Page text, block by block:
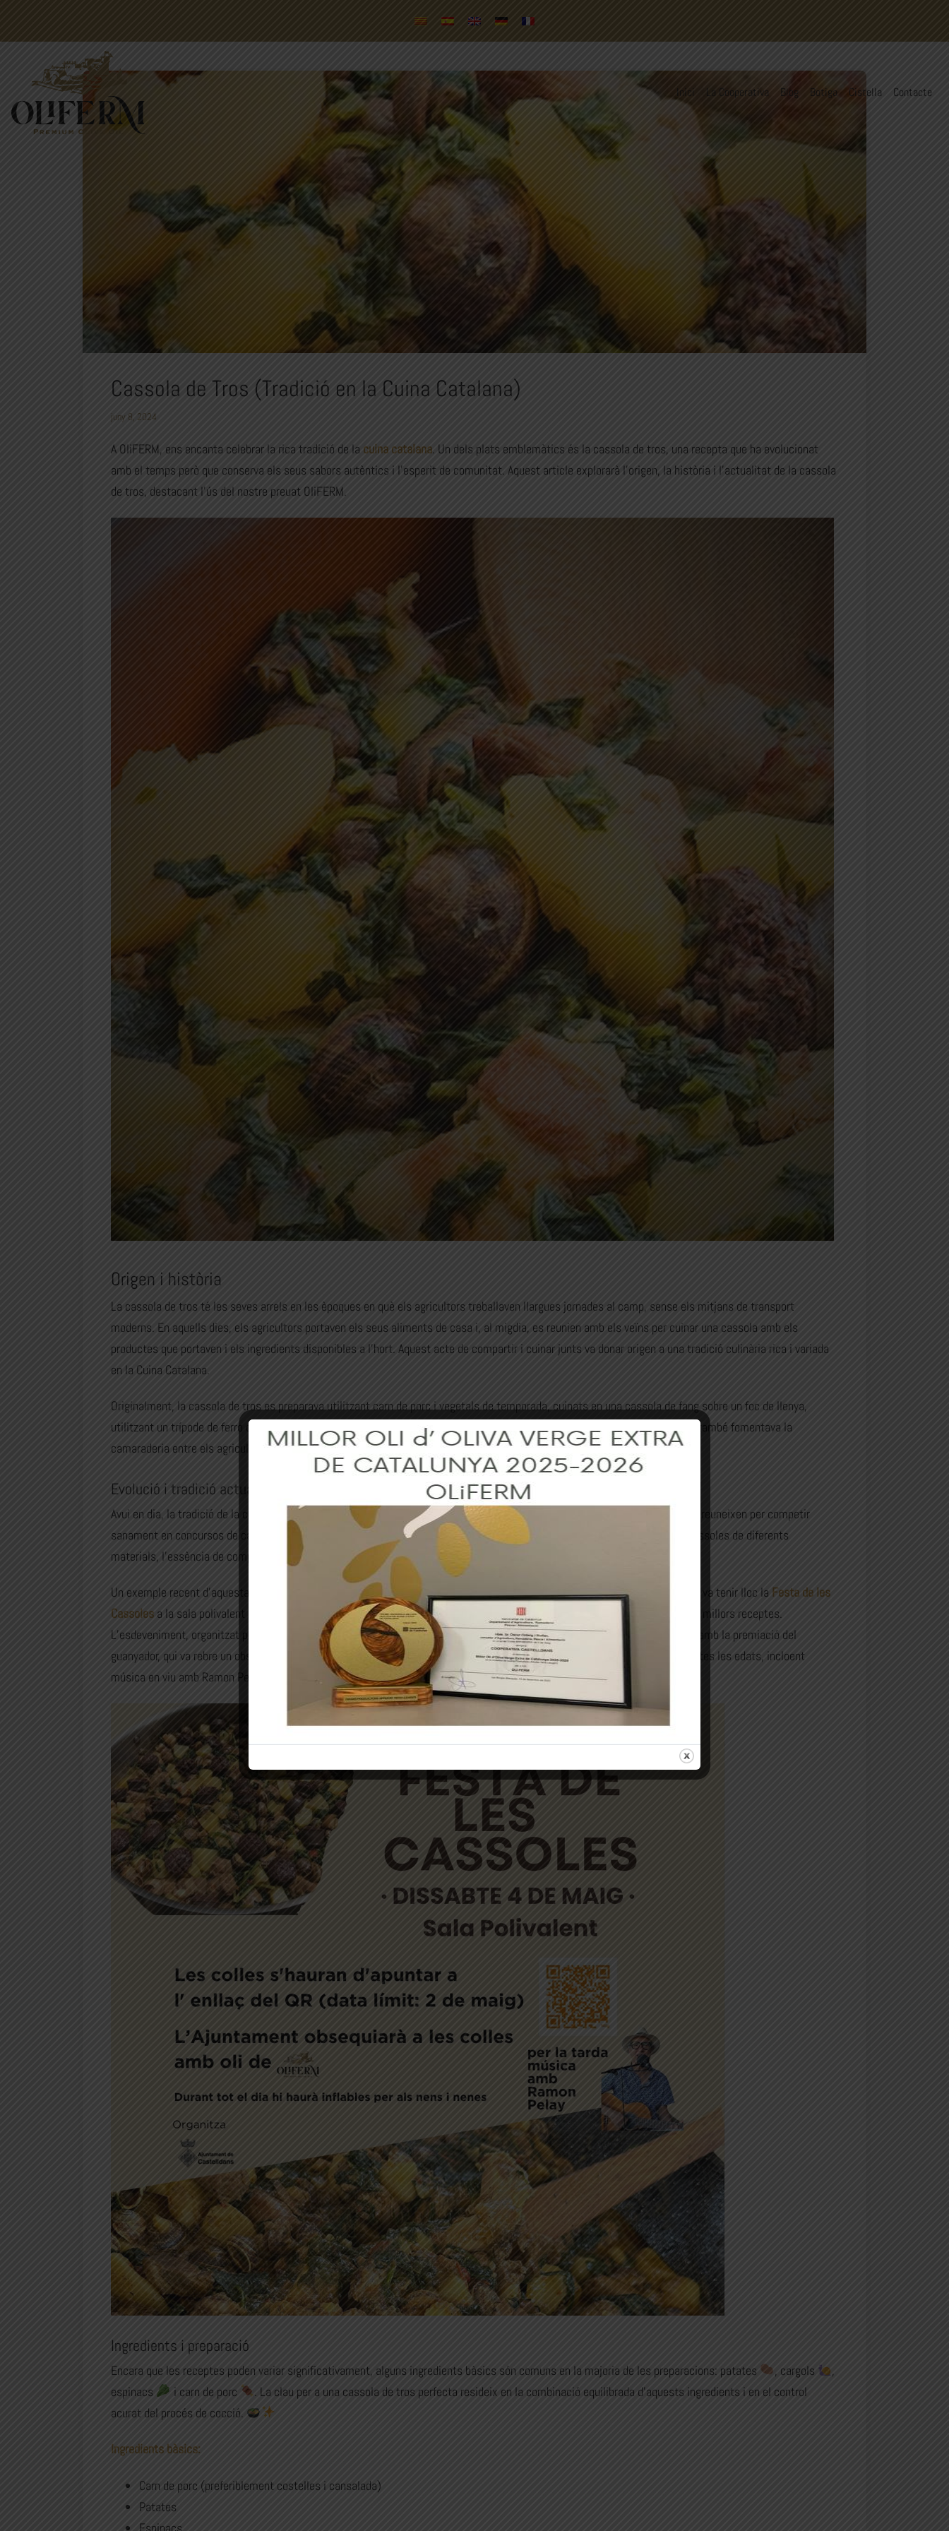
Inici La Cooperativa Blog Botiga Cistella Contacte
Cassola de Tros (Tradició en la Cuina Catalana)
juny 8, 2024
A OliFERM, ens encanta celebrar la rica tradició de la cuina catalana. Un dels plats emblemàtics és la cassola de tros, una recepta que ha evolucionat
amb el temps però que conserva els seus sabors autèntics i l’esperit de comunitat. Aquest article explorarà l’origen, la història i l’actualitat de la cassola
de tros, destacant l’ús del nostre preuat OliFERM.
Origen i història
La cassola de tros té les seves arrels en les èpoques en què els agricultors treballaven llargues jornades al camp, sense els mitjans de transport
moderns. En aquells dies, els agricultors portaven els seus aliments de casa i, al migdia, es reunien amb els veïns per cuinar una cassola amb els
productes que portaven i els ingredients disponibles a l’hort. Aquest acte de compartir i cuinar junts va donar origen a una tradició culinària rica i variada
en la Cuina Catalana.
Originalment, la cassola de tros es preparava utilitzant carn de porc i vegetals de temporada, cuinats en una cassola de fang sobre un foc de llenya,
utilitzant un trípode de ferro conegut com a «tres peus». Aquesta forma de cuinar no només aportava un sabor únic sinó que també fomentava la
camaraderia entre els agricultors.
Evolució i tradició actual en la cuina catalana
Avui en dia, la tradició de la cassola de tros segueix viva i s’ha adaptat als temps moderns. Les colles de diferents pobles es reuneixen per competir
sanament en concursos de cassoles, cadascú amb la seva recepta particular. Encara que ara s’utilitzen trípodes de butà i cassoles de diferents
materials, l’essència de compartir i gaudir d’una bona cassola roman intacta.
Un exemple recent d’aquesta tradició de la Cuina Catalana es va celebrar al nostre pobleCastelldans, on el passat 4 de maig va tenir lloc la Festa de les
Cassoles a la sala polivalent del poble. Les colles participants es van registrar prèviament i van competir mostrant les seves millors receptes.
L’esdeveniment, organitzat per
l’Ajuntament de Castelldansen col·laboració amb la Cooperativa de Castelldans, va culminar amb la premiació del
guanyador, qui va rebre un obsequi especial de l’Ajuntament i d’OliFERM. A més, la jornada va estar plena d’activitats per a totes les edats, incloent
música en viu amb Ramon Pelay i jocs inflables per als més petits.
Ingredients i preparació
Encara que les receptes poden variar significativament, alguns ingredients bàsics són comuns en la majoria de les preparacions: patates , cargols
espinacs
i carn de porc
. La clau per a una cassola de tros perfecta resideix en la combinació equilibrada d’aquests ingredients i en el control
acurat del procés de cocció.
Ingredients bàsics:
Carn de porc (preferiblement costelles i cansalada)
Patates
Espinacs